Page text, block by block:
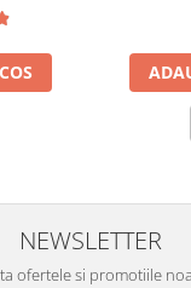
NEWSLETTER
ofertele si promotiile